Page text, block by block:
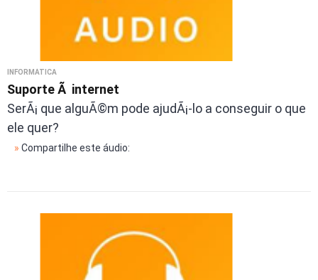
INFORMÁTICA
Suporte Ã internet
SerÃ¡ que alguÃ©m pode ajudÃ¡-lo a conseguir o que
ele quer?
» Compartilhe este áudio: